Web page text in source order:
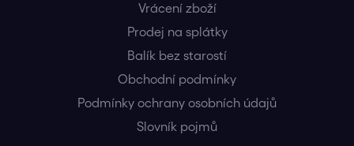
Vrácení zboží
Prodej na splátky
Balík bez starostí
Obchodní podmínky
Podmínky ochrany osobních údajů
Slovník pojmů